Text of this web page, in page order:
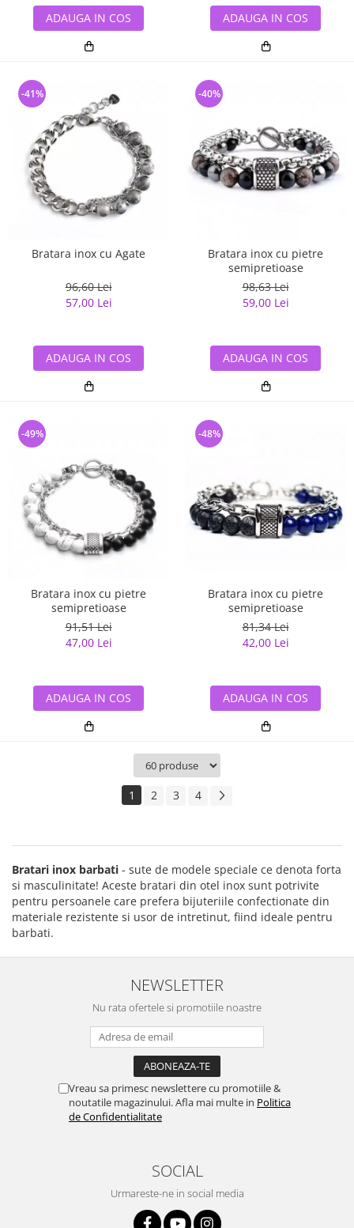
ADAUGA IN COS ADAUGA IN COS
Bratara inox cu Agate
96,60 Lei
57,00 Lei
-41%
ADAUGA IN COS
Bratara inox cu pietre
semipretioase
98,63 Lei
59,00 Lei
-40%
ADAUGA IN COS
Bratara inox cu pietre
semipretioase
91,51 Lei
47,00 Lei
-49%
ADAUGA IN COS
Bratara inox cu pietre
semipretioase
81,34 Lei
42,00 Lei
-48%
ADAUGA IN COS
1 2 3 4
Bratari inox barbati - sute de modele speciale ce denota forta
si masculinitate! Aceste bratari din otel inox sunt potrivite
pentru persoanele care prefera bijuteriile confectionate din
materiale rezistente si usor de intretinut, fiind ideale pentru
barbati.
NEWSLETTER
Nu rata ofertele si promotiile noastre
Vreau sa primesc newslettere cu promotiile &
noutatile magazinului. Afla mai multe in Politica
de Confidentialitate
SOCIAL
Urmareste-ne in social media